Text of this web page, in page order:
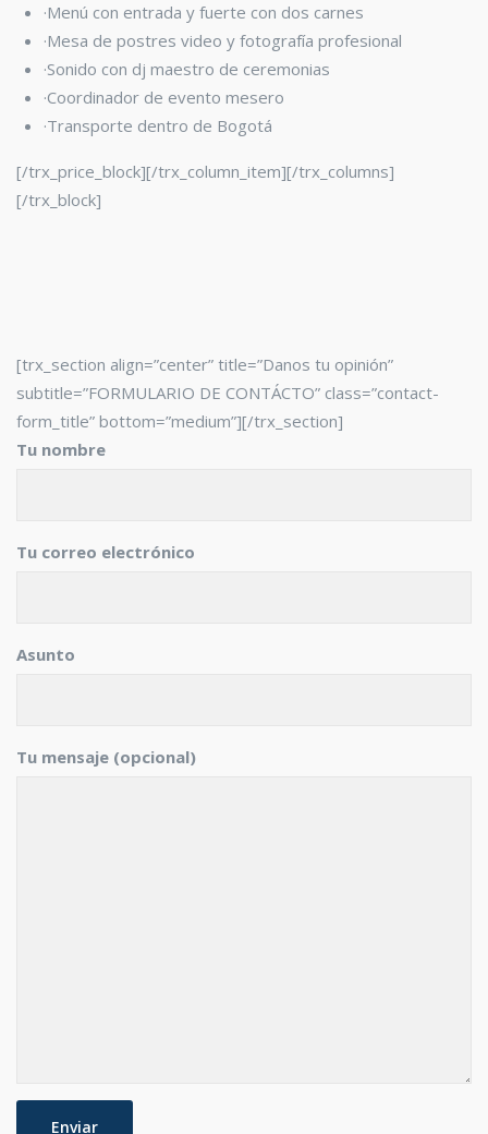
·Menú con entrada y fuerte con dos carnes
·Mesa de postres video y fotografía profesional
·Sonido con dj maestro de ceremonias
·Coordinador de evento mesero
·Transporte dentro de Bogotá
[/trx_price_block][/trx_column_item][/trx_columns]
[/trx_block]
[trx_section align=”center” title=”Danos tu opinión”
subtitle=”FORMULARIO DE CONTÁCTO” class=”contact-
form_title” bottom=”medium”][/trx_section]
Tu nombre
Tu correo electrónico
Asunto
Tu mensaje (opcional)